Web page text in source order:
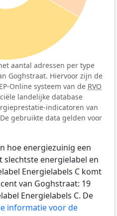
aantal adressen per type
Goghstraat. Hiervoor zijn de
Online systeem van de RVO
landelijke database
indicatoren van
gebruikte data gelden voor
hoe energiezuinig een
slechtste energielabel en
Energielabels C komt
van Goghstraat: 19
Energielabels C. De
informatie voor de